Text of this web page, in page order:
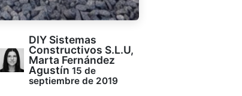
DIY Sistemas
Constructivos S.L.U,
Marta Fernández
Agustín 15 de
septiembre de 2019